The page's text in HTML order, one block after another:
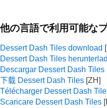
他の言語で利用可能な
Dessert Dash Tiles download
Dessert Dash Tiles
Descargar Dessert Dash Tiles
下载 Dessert Dash Tiles
Télécharger Dessert Dash
Scaricare Dessert Dash Tiles